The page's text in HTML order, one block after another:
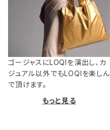
ゴージャスにLOQIを演出し、カ
ジュアル以外でもLOQIを楽しん
で頂けます。
もっと見る